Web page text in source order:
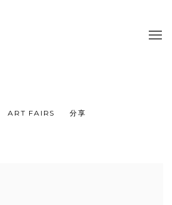
ART FAIRS 分享